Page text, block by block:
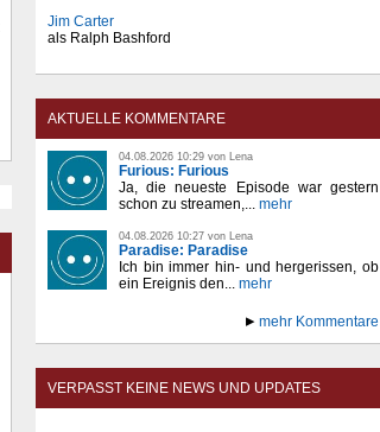
Jim Carter
als Ralph Bashford
AKTUELLE KOMMENTARE
04.08.2026 10:29 von Lena
Furious: Furious
Ja, die neueste Episode war gestern
schon zu streamen,...
mehr
04.08.2026 10:27 von Lena
Paradise: Paradise
Ich bin immer hin- und hergerissen, ob
ein Ereignis den...
mehr
mehr Kommentare
VERPASST KEINE NEWS UND UPDATES